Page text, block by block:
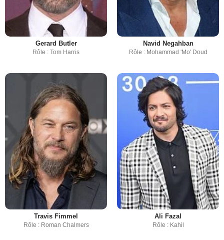
Gerard Butler
Rôle : Tom Harris
Navid Negahban
Rôle : Mohammad 'Mo' Doud
Travis Fimmel
Rôle : Roman Chalmers
Ali Fazal
Rôle : Kahil